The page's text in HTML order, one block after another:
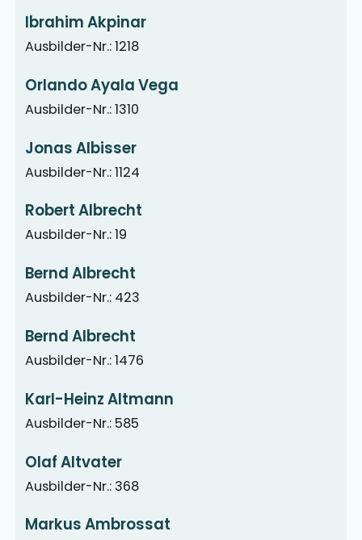
Ibrahim Akpinar
Ausbilder-Nr.: 1218
Orlando Ayala Vega
Ausbilder-Nr.: 1310
Jonas Albisser
Ausbilder-Nr.: 1124
Robert Albrecht
Ausbilder-Nr.: 19
Bernd Albrecht
Ausbilder-Nr.: 423
Bernd Albrecht
Ausbilder-Nr.: 1476
Karl-Heinz Altmann
Ausbilder-Nr.: 585
Olaf Altvater
Ausbilder-Nr.: 368
Markus Ambrossat